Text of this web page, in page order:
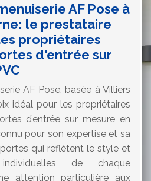
AF Pose à
le prestataire
propriétaires
d'entrée sur
AF Pose, basée à Villiers
idéal pour les propriétaires
d’entrée sur mesure en
pour son expertise et sa
qui reflètent le style et
de chaque
attention particulière aux